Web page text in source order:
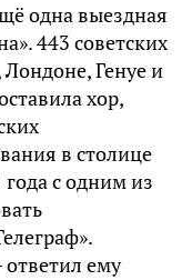
одна выездная
443 советских
Генуе и
хор,
в столице
с одним из
ответил ему